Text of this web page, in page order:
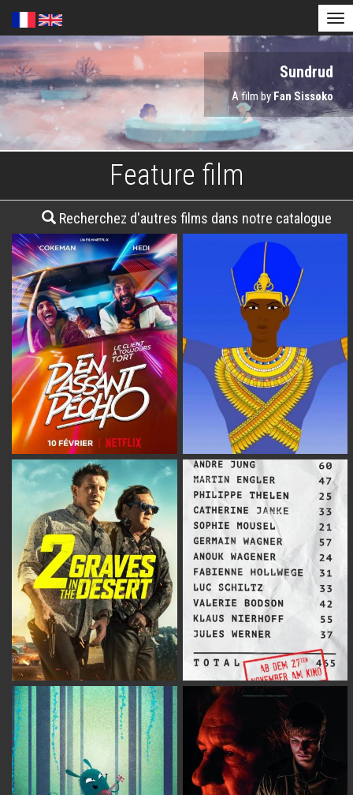
Skip
to
main
content
Soudain, seuls
A film byThomas Bidegain
Sundrud
A film byFan Sissoko
Astérix et Obélix - l'Empire du Milieu
A film byGuillaume Canet
Feature film
Recherchez d'autres films dans notre catalogue